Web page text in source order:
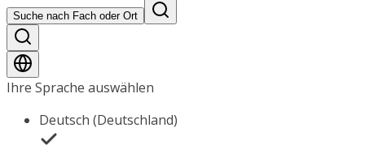
Suche nach Fach oder Ort
Ihre Sprache auswählen
Deutsch (Deutschland)